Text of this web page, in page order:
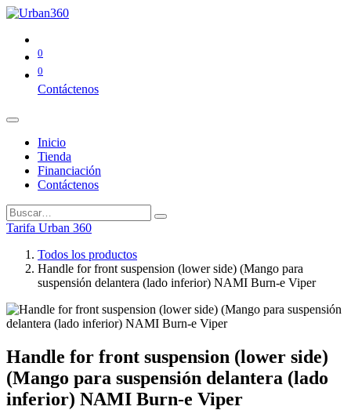
0
0
Contáctenos
Inicio
Tienda
Financiación
Contáctenos
Tarifa Urban 360
Todos los productos
Handle for front suspension (lower side) (Mango para
suspensión delantera (lado inferior) NAMI Burn-e Viper
Handle for front suspension (lower side)
(Mango para suspensión delantera (lado
inferior) NAMI Burn-e Viper